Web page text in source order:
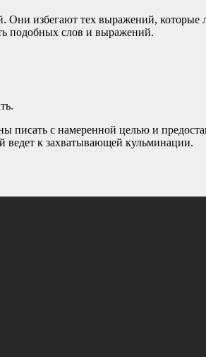
избегают тех выражений, которые
подобных слов и выражений.
писать с намеренной целью и
ведет к захватывающей кульминации.